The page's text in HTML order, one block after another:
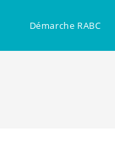
Démarche RABC